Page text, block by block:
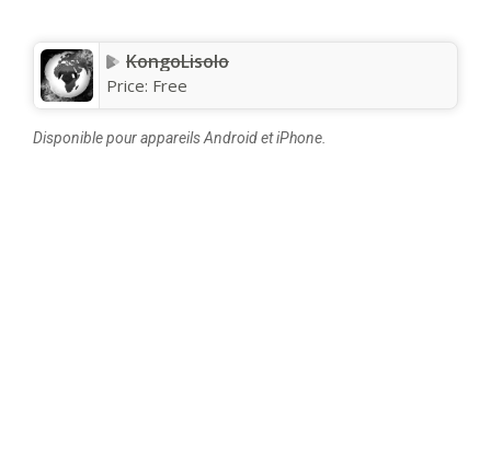
KongoLisolo
Price: Free
Disponible pour appareils Android et iPhone.